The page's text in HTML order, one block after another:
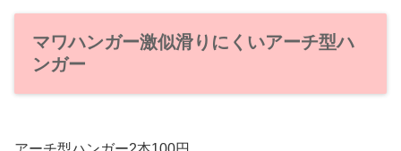
マワハンガー激似滑りにくいアーチ型ハ
ンガー